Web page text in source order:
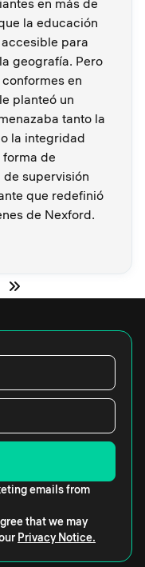
en más de
la educación
para
geografía. Pero
en
planteó un
tanto la
la integridad
de
supervisión
que redefinió
de Nexford.
emails from
that we may
Privacy Notice.